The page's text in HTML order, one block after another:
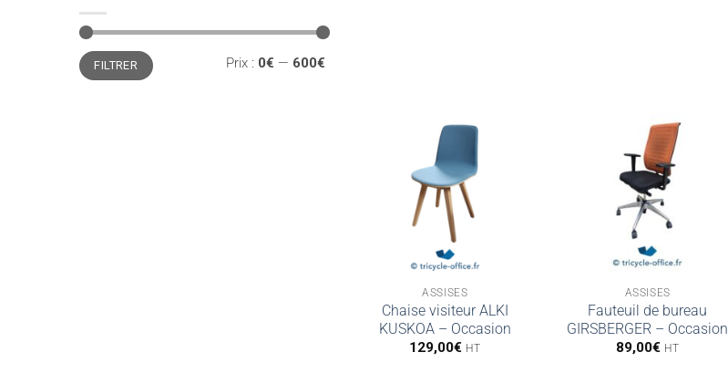
Prix
min
Prix
maxFILTRER Prix : 0€ — 600€
ASSISES
Chaise visiteur ALKI
KUSKOA – Occasion
129,00€ HT
ASSISES
Fauteuil de bureau
GIRSBERGER – Occasion
89,00€ HT